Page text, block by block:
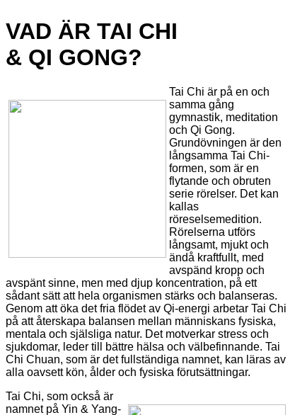
VAD ÄR TAI CHI
& QI GONG?
Tai Chi är på en och
samma gång
gymnastik, meditation
och Qi Gong.
Grundövningen är den
långsamma Tai Chi-
formen, som är en
flytande och obruten
serie rörelser. Det kan
kallas
röreselsemedition.
Rörelserna utförs
långsamt, mjukt och
ändå kraftfullt, med
avspänd kropp och
avspänt sinne, men med djup koncentration, på ett
sådant sätt att hela organismen stärks och balanseras.
Genom att öka det fria flödet av Qi-energi arbetar Tai Chi
på att återskapa balansen mellan människans fysiska,
mentala och själsliga natur. Det motverkar stress och
sjukdomar, leder till bättre hälsa och välbefinnande. Tai
Chi Chuan, som är det fullständiga namnet, kan läras av
alla oavsett kön, ålder och fysiska förutsättningar.
Tai Chi, som också är
namnet på Yin & Yang-